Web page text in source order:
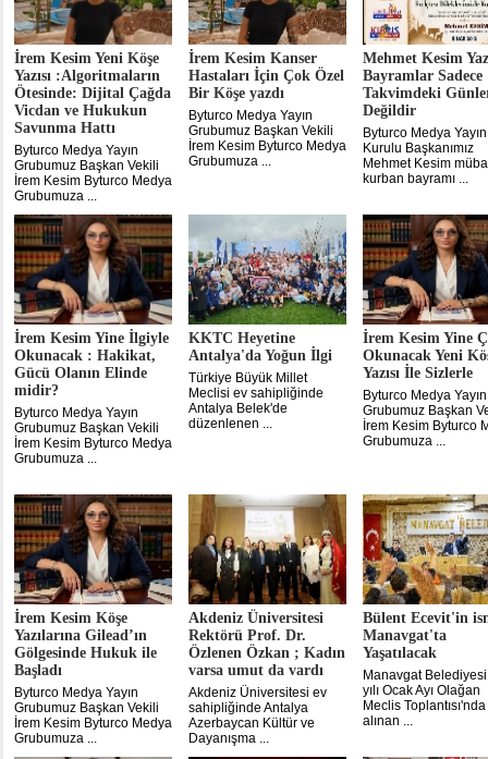
İrem Kesim Yeni Köşe
Yazısı :Algoritmaların
Ötesinde: Dijital Çağda
Vicdan ve Hukukun
Savunma Hattı
Byturco Medya Yayın
Grubumuz Başkan Vekili
İrem Kesim Byturco Medya
Grubumuza ...
İrem Kesim Kanser
Hastaları İçin Çok Özel
Bir Köşe yazdı
Byturco Medya Yayın
Grubumuz Başkan Vekili
İrem Kesim Byturco Medya
Grubumuza ...
Mehmet Kesim
Bayramlar Sadece
Takvimdeki
Değildir
Byturco Medya Yayın
Kurulu Başkanımız
Mehmet Kesim
kurban bayramı ...
İrem Kesim Yine İlgiyle
Okunacak : Hakikat,
Gücü Olanın Elinde
midir?
Byturco Medya Yayın
Grubumuz Başkan Vekili
İrem Kesim Byturco Medya
Grubumuza ...
KKTC Heyetine
Antalya'da Yoğun İlgi
Türkiye Büyük Millet
Meclisi ev sahipliğinde
Antalya Belek'de
düzenlenen ...
İrem Kesim Yine
Okunacak Yeni
Yazısı İle Sizlerle
Byturco Medya Yayın
Grubumuz Başkan
İrem Kesim Byturco
Grubumuza ...
İrem Kesim Köşe
Yazılarına Gilead’ın
Gölgesinde Hukuk ile
Başladı
Byturco Medya Yayın
Grubumuz Başkan Vekili
İrem Kesim Byturco Medya
Grubumuza ...
Akdeniz Üniversitesi
Rektörü Prof. Dr.
Özlenen Özkan ; Kadın
varsa umut da vardı
Akdeniz Üniversitesi ev
sahipliğinde Antalya
Azerbaycan Kültür ve
Dayanışma ...
Bülent Ecevit'in
Manavgat'ta
Yaşatılacak
Manavgat
yılı Ocak Ayı Olağan
Meclis Toplantısı'nda
alınan ...